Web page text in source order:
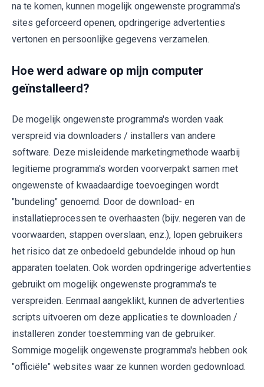
na te komen, kunnen mogelijk ongewenste programma's
sites geforceerd openen, opdringerige advertenties
vertonen en persoonlijke gegevens verzamelen.
Hoe werd adware op mijn computer
geïnstalleerd?
De mogelijk ongewenste programma's worden vaak
verspreid via downloaders / installers van andere
software. Deze misleidende marketingmethode waarbij
legitieme programma's worden voorverpakt samen met
ongewenste of kwaadaardige toevoegingen wordt
"bundeling" genoemd. Door de download- en
installatieprocessen te overhaasten (bijv. negeren van de
voorwaarden, stappen overslaan, enz.), lopen gebruikers
het risico dat ze onbedoeld gebundelde inhoud op hun
apparaten toelaten. Ook worden opdringerige advertenties
gebruikt om mogelijk ongewenste programma's te
verspreiden. Eenmaal aangeklikt, kunnen de advertenties
scripts uitvoeren om deze applicaties te downloaden /
installeren zonder toestemming van de gebruiker.
Sommige mogelijk ongewenste programma's hebben ook
"officiële" websites waar ze kunnen worden gedownload.